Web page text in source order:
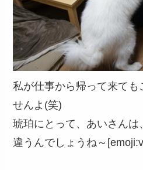
私が仕事から帰って来ても
せんよ(笑)
琥珀にとって、あいさん
違うんでしょうね～